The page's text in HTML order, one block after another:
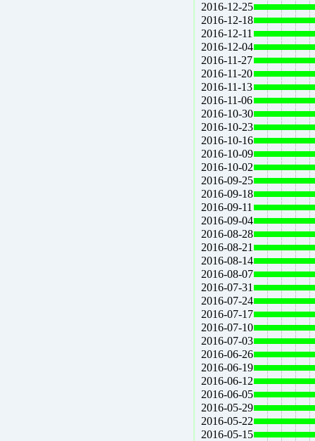
2016-12-25
2016-12-18
2016-12-11
2016-12-04
2016-11-27
2016-11-20
2016-11-13
2016-11-06
2016-10-30
2016-10-23
2016-10-16
2016-10-09
2016-10-02
2016-09-25
2016-09-18
2016-09-11
2016-09-04
2016-08-28
2016-08-21
2016-08-14
2016-08-07
2016-07-31
2016-07-24
2016-07-17
2016-07-10
2016-07-03
2016-06-26
2016-06-19
2016-06-12
2016-06-05
2016-05-29
2016-05-22
2016-05-15